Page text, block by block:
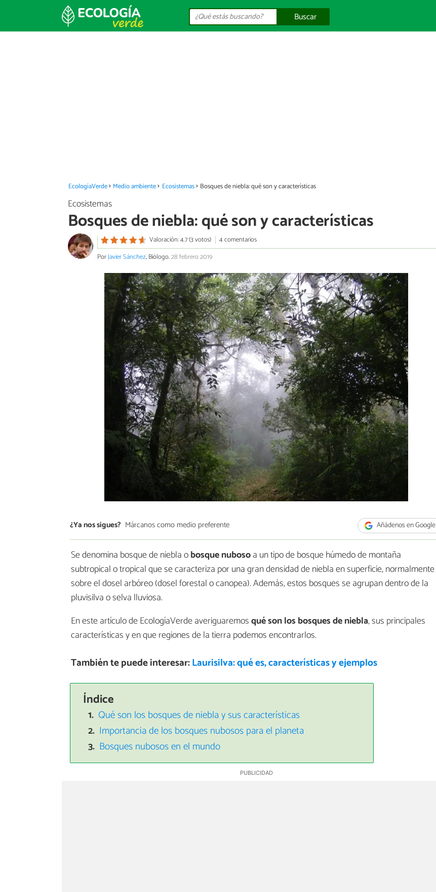
Buscar
EcologíaVerde Medio ambiente Ecosistemas Bosques de niebla: qué son y características
Ecosistemas
Bosques de niebla: qué son y características
Valoración: 4.7 (3 votos)
4 comentarios
PorJavier Sánchez, Biólogo.28 febrero 2019
¿Ya nos sigues? Márcanos como medio preferente Añádenos en Google
Se denomina bosque de niebla obosque nubosoa un tipo de bosque húmedo de montaña
subtropical o tropical que se caracteriza por una gran densidad de niebla en superficie, normalmente
sobre el dosel arbóreo (dosel forestal o canopea). Además, estos bosques se agrupan dentro de la
pluvisilva o selva lluviosa.
En este artículo de EcologíaVerde averiguaremosqué son los bosques de niebla, sus principales
características y en que regiones de la tierra podemos encontrarlos.
También te puede interesar:Laurisilva: qué es, características y ejemplos
Índice
Qué son los bosques de niebla y sus características
Importancia de los bosques nubosos para el planeta
Bosques nubosos en el mundo